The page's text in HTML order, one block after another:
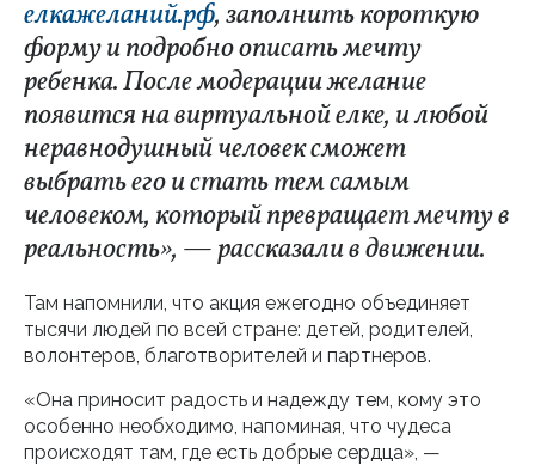
елкажеланий.рф, заполнить короткую
форму и подробно описать мечту
ребенка. После модерации желание
появится на виртуальной елке, и любой
неравнодушный человек сможет
выбрать его и стать тем самым
человеком, который превращает мечту в
реальность», — рассказали в движении.
Там напомнили, что акция ежегодно объединяет
тысячи людей по всей стране: детей, родителей,
волонтеров, благотворителей и партнеров.
«Она приносит радость и надежду тем, кому это
особенно необходимо, напоминая, что чудеса
происходят там, где есть добрые сердца», —